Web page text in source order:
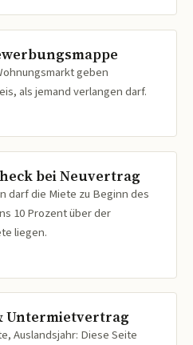
geben
als jemand verlangen darf.
bei Neuvertrag
darf die Miete zu Beginn des
10 Prozent über der
liegen.
Untermietvertrag
Auslandsjahr: Diese Seite